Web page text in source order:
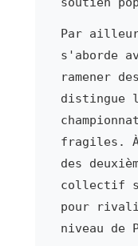
Par
s'aborde
ramener
distingue
fragiles.
des
collectif
pour
niveau de